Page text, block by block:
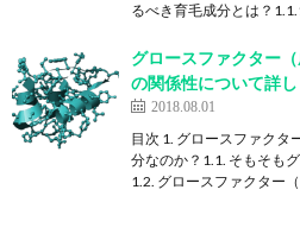
るべき育毛成分とは？
グロースファクター
の関係性について詳
2018.08.01
目次 1. グロースファクタ
分なのか？1.1. そもそも
1.2. グロースファクター